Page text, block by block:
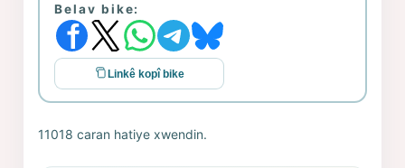
Belav bike:
Linkê kopî bike
11018 caran hatiye xwendin.